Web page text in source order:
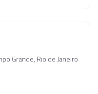
Grande, Rio de Janeiro